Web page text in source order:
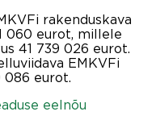
rakenduskava
060 eurot, millele
41 739 026 eurot.
EMKVFi
086 eurot.
eelnõu